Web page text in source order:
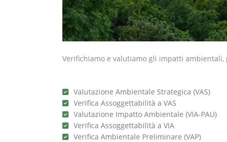
Verifichiamo e valutiamo gli impatti
Valutazione Ambientale Strategica (VAS)
Verifica Assoggettabilità a VAS
Valutazione Impatto Ambientale (VIA-PAU)
Verifica Assoggettabilità a VIA
Verifica Ambientale Preliminare (VAP)